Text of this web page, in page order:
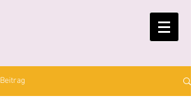
Beitrag